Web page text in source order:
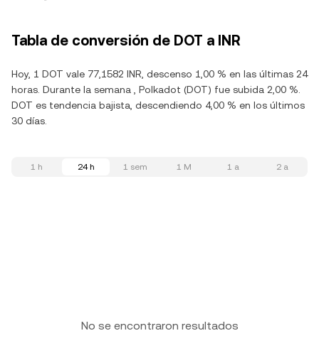
Tabla de conversión de DOT a INR
Hoy, 1 DOT vale 77,1582 INR, descenso 1,00 % en las últimas 24
horas. Durante la semana , Polkadot (DOT) fue subida 2,00 %.
DOT es tendencia bajista, descendiendo 4,00 % en los últimos
30 días.
1 h 24 h 1 sem 1 M 1 a 2 a
No se encontraron resultados